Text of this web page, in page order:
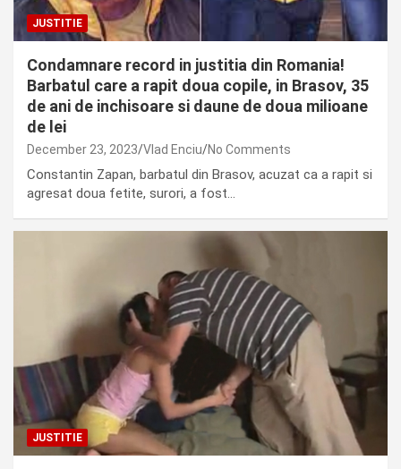
JUSTITIE
Condamnare record in justitia din Romania!
Barbatul care a rapit doua copile, in Brasov, 35
de ani de inchisoare si daune de doua milioane
de lei
December 23, 2023 Vlad Enciu No Comments
Constantin Zapan, barbatul din Brasov, acuzat ca a rapit si
agresat doua fetite, surori, a fost…
JUSTITIE